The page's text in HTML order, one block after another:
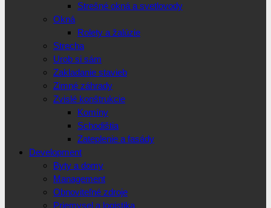
Strešné okná a svetlovody
Okná
Rolety a žalúzie
Strecha
Urob si sám
Zakladanie stavieb
Zimné záhrady
Zvislé konštrukcie
Komíny
Schodištia
Zateplenie a fasády
Development
Byty a domy
Management
Obnoviteľné zdroje
Priemysel a logistika